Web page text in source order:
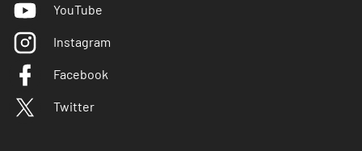
YouTube
Instagram
Facebook
Twitter